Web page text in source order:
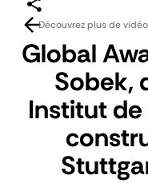
Découvrez plus de
Global
Sobek,
Institut